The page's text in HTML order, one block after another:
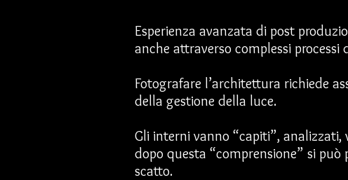
Esperienza avanzata di post
anche attraverso complessi
Fotografare l’architettura richiede
della gestione della luce.
Gli interni vanno “capiti”,
dopo questa “comprensione” si
scatto.